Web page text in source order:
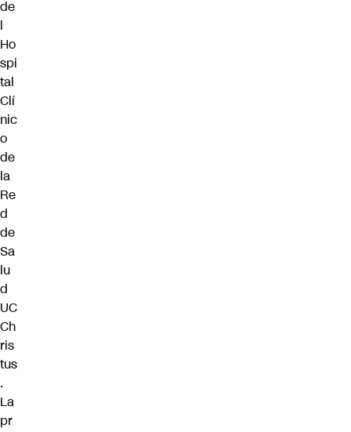
de
l
Ho
spi
tal
Clí
nic
o
de
la
Re
d
de
Sa
lu
d
UC
Ch
ris
tus
.
La
pr